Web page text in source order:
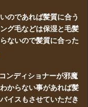
のであれば髪質に合う
グ毛などは保湿と毛髪
ないので髪質に合った
ンディショナーが邪魔
からない事があれば髪
イスもさせていただき